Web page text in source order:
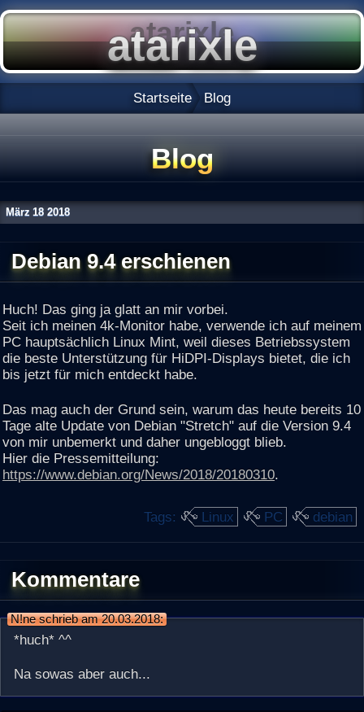
Startseite Blog
Blog
März 18 2018
Debian 9.4 erschienen
Huch! Das ging ja glatt an mir vorbei.
Seit ich meinen 4k-Monitor habe, verwende ich auf meinem
PC hauptsächlich Linux Mint, weil dieses Betriebssystem
die beste Unterstützung für HiDPI-Displays bietet, die ich
bis jetzt für mich entdeckt habe.
Das mag auch der Grund sein, warum das heute bereits 10
Tage alte Update von Debian "Stretch" auf die Version 9.4
von mir unbemerkt und daher ungebloggt blieb.
Hier die Pressemitteilung:
https://www.debian.org/News/2018/20180310.
Tags: Linux PC debian
Kommentare
N!ne schrieb am 20.03.2018:
*huch* ^^
Na sowas aber auch...